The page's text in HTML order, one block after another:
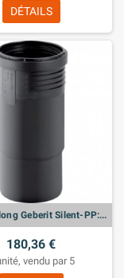
DÉTAILS
Manchon long Geberit Silent-PP: d:160mm
180,36 €
vendu par 5